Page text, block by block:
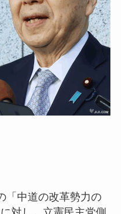
「中道の改革勢力の